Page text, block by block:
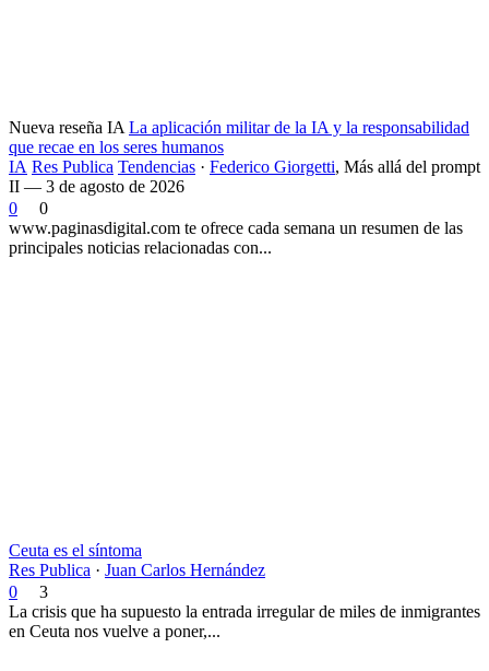
Nueva reseña IA La aplicación militar de la IA y la responsabilidad
que recae en los seres humanos
IA Res Publica Tendencias · Federico Giorgetti, Más allá del prompt
II — 3 de agosto de 2026
0
0
www.paginasdigital.com te ofrece cada semana un resumen de las
principales noticias relacionadas con...
Ceuta es el síntoma
Res Publica · Juan Carlos Hernández
0
3
La crisis que ha supuesto la entrada irregular de miles de inmigrantes
en Ceuta nos vuelve a poner,...